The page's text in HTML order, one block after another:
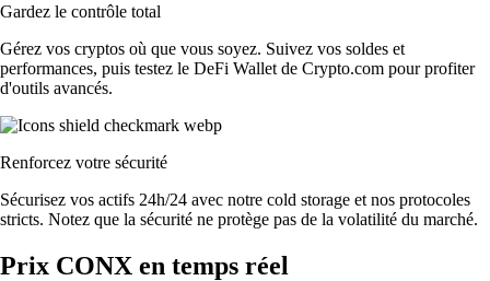
Gardez le contrôle total
Gérez vos cryptos où que vous soyez. Suivez vos soldes et
performances, puis testez le DeFi Wallet de Crypto.com pour profiter
d'outils avancés.
Renforcez votre sécurité
Sécurisez vos actifs 24h/24 avec notre cold storage et nos protocoles
stricts. Notez que la sécurité ne protège pas de la volatilité du marché.
Prix CONX en temps réel